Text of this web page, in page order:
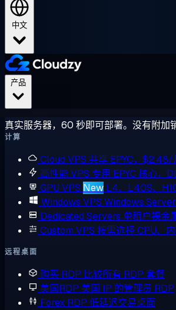
中文
真实服务器，60 秒即可部署。没有附加
计算
Cloud VPS 共享 EPYC，$2.48/
高性能 VPS 专用 EPYC 核心，
GPU VPS New L4、L40S、
Windows VPS Windows
Dedicated Servers 单租户裸金
Custom VPS 按需选择 CPU、
远程桌面
购买 RDP 比较所有 RDP 套餐
美国RDP 美国 IP 的管理员 RDP
Forex RDP 低延迟交易桌面